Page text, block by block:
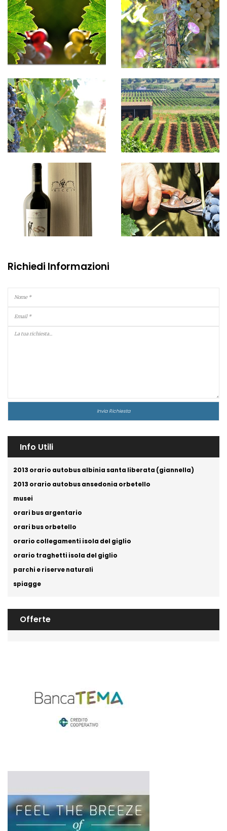
Richiedi Informazioni
Info Utili
2013 orario autobus albinia santa liberata (giannella)
2013 orario autobus ansedonia orbetello
musei
orari bus argentario
orari bus orbetello
orario collegamenti isola del giglio
orario traghetti isola del giglio
parchi e riserve naturali
spiagge
Offerte